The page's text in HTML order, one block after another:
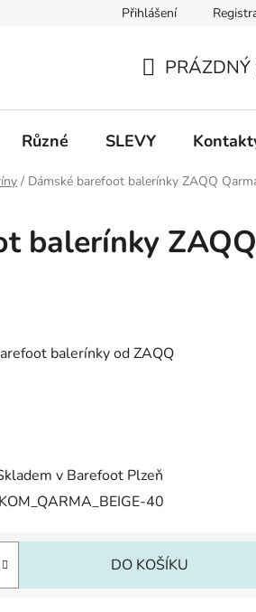
Informace k on-line platbám
Přihlášení
KOŠÍK
PRÁZDNÝ
Různé SLEVY
/ Dámské barefoot balerínky ZAQQ
balerínky ZAQQ
balerínky od ZAQQ
v Barefoot Plzeň
KOM_QARMA_BEIGE-40
DO KOŠÍKU